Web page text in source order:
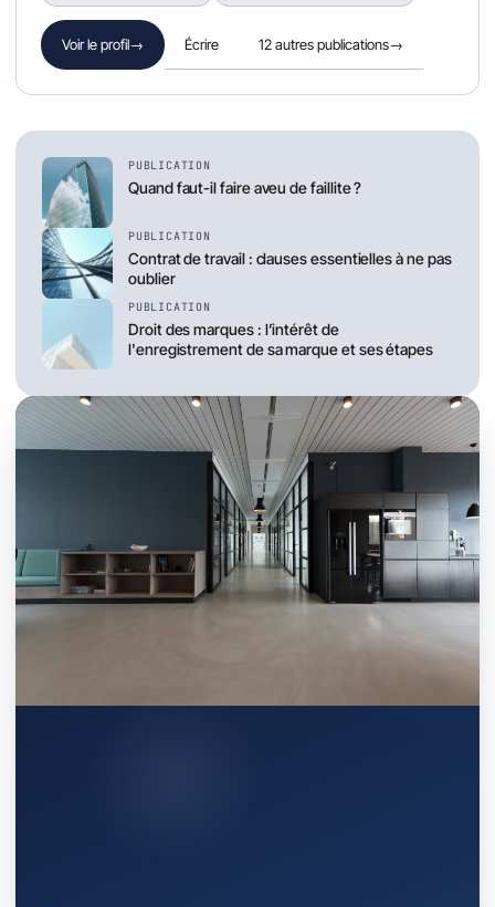
Voir le profil→ Écrire 12 autres publications→
PUBLICATION
Quand faut-il faire aveu de faillite ?
PUBLICATION
Contrat de travail : clauses essentielles à ne pas
oublier
PUBLICATION
Droit des marques : l’intérêt de
l'enregistrement de sa marque et ses étapes